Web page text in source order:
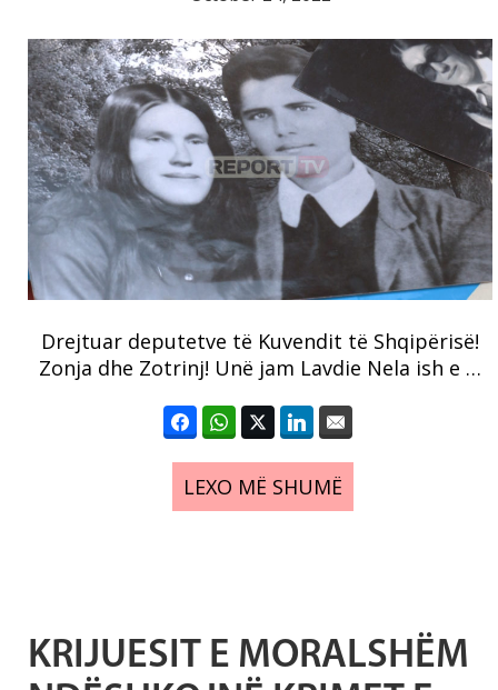
Drejtuar deputetve të Kuvendit të Shqipërisë!
Zonja dhe Zotrinj! Unë jam Lavdie Nela ish e …
LEXO MË SHUMË
KRIJUESIT E MORALSHËM